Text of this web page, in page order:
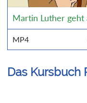
Martin Luther
MP4
Das Kursbuch